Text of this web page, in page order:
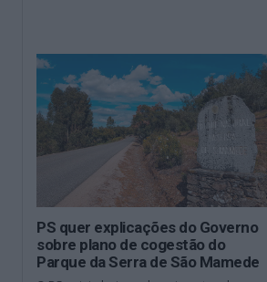
PS quer explicações do Governo
sobre plano de cogestão do
Parque da Serra de São Mamede